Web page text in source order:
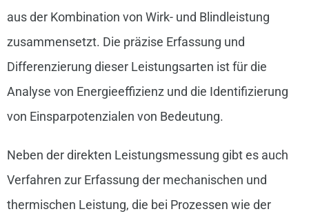
aus der Kombination von Wirk- und Blindleistung
zusammensetzt. Die präzise Erfassung und
Differenzierung dieser Leistungsarten ist für die
Analyse von Energieeffizienz und die Identifizierung
von Einsparpotenzialen von Bedeutung.
Neben der direkten Leistungsmessung gibt es auch
Verfahren zur Erfassung der mechanischen und
thermischen Leistung, die bei Prozessen wie der